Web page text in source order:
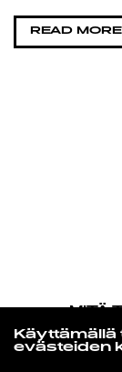
evästeiden
MITÄ
Lil
WE SAW
READ MORE